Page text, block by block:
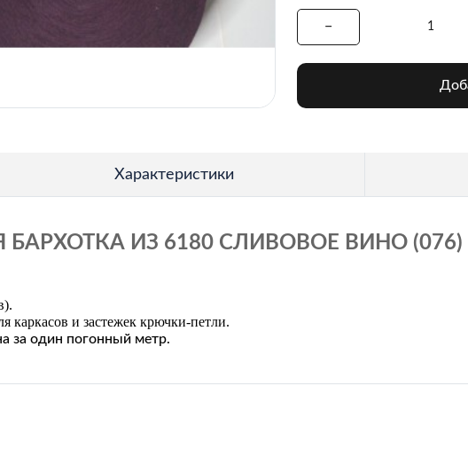
Характеристики
ИЗ 6180 СЛИВОВОЕ ВИНО
каркасов и застежек крючки-петли.
за один погонный метр.